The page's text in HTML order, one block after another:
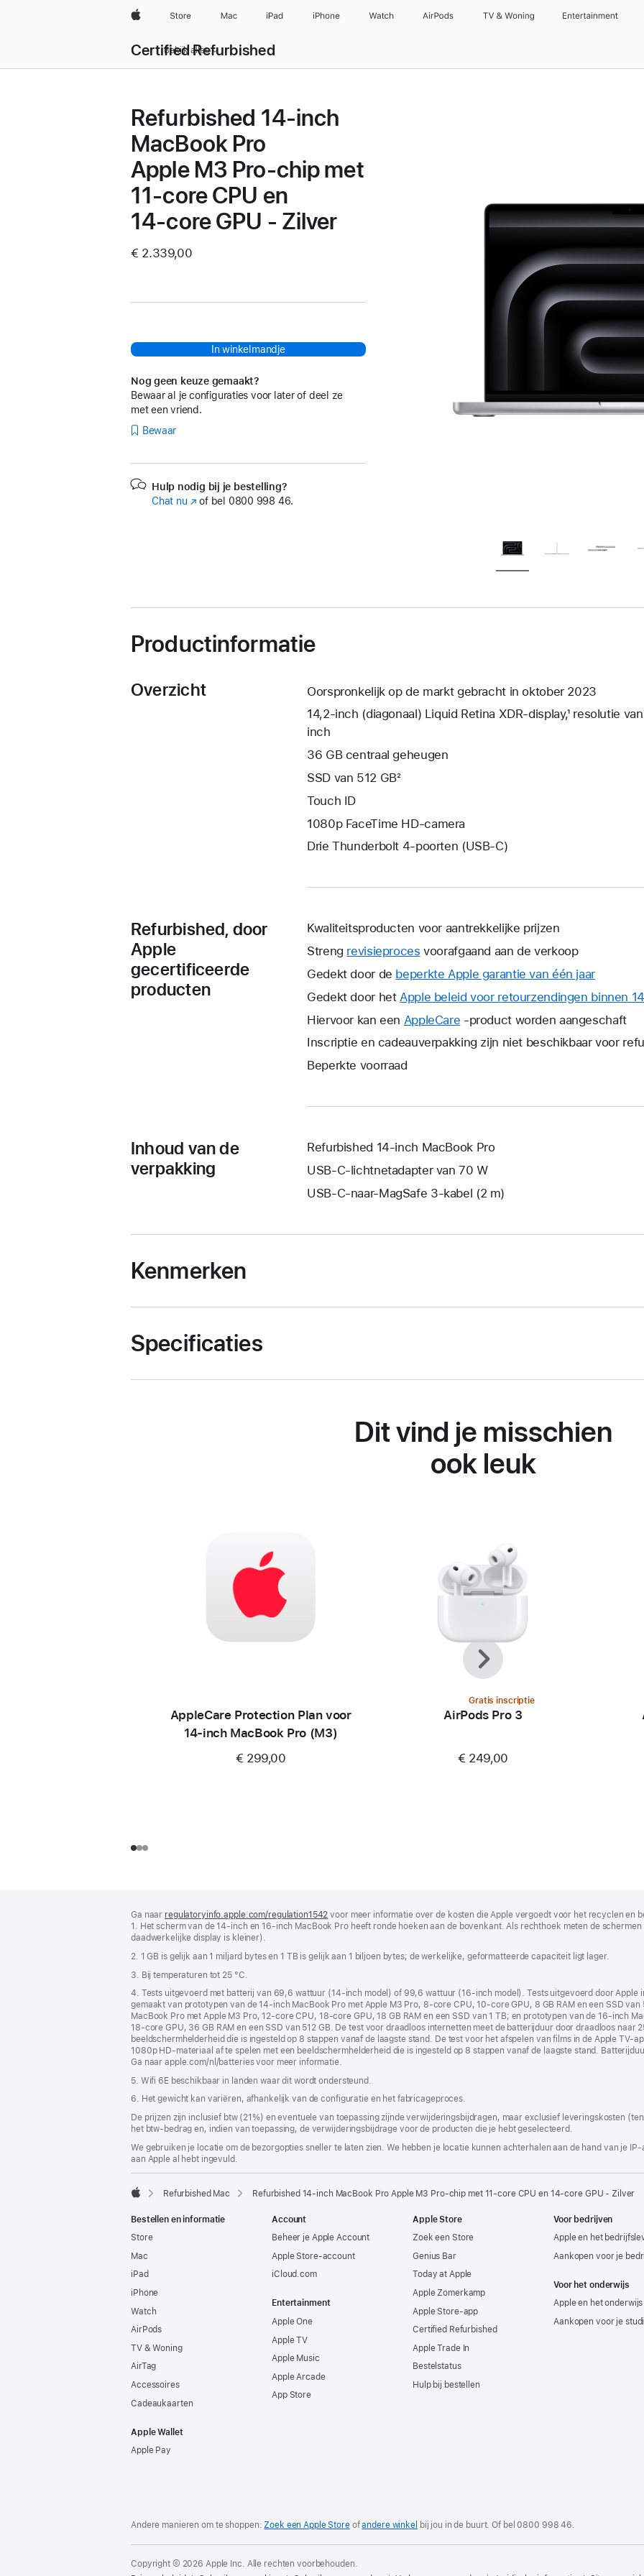
AppleStore Mac iPad iPhone Watch AirPods TV & Woning Entertainment
Certified Refurbished
Bekijk alles
Refurbished 14-inch
MacBook Pro
Apple M3 Pro-chip met
11-core CPU en
14‑core GPU - Zilver
€ 2.339,00
In winkelmandje
Nog geen keuze gemaakt?
Bewaar al je configuraties voor later of deel ze
met een vriend.
Bewaar
Hulp nodig bij je bestelling?
Chat nu (Wordt
of bel 0800 998 46.
Productinformatie
Overzicht
Oorspronkelijk op de markt gebracht in oktober 2023
14,2‑inch (diagonaal) Liquid Retina XDR-display,¹ resolutie
inch
36 GB centraal geheugen
SSD van 512 GB²
Touch ID
1080p FaceTime HD-camera
Drie Thunderbolt 4-poorten (USB‑C)
Refurbished, door
Apple
gecertificeerde
producten
Kwaliteitsproducten voor aantrekkelijke prijzen
Streng revisieproces voorafgaand aan de verkoop
Gedekt door de beperkte Apple garantie van één jaarHierdoor
wordt
een
nieuw
Gedekt door het Apple beleid voor retourzendingen binnen
Hiervoor kan een AppleCare Hierdoor
wordt
venster
-product worden aangeschaft
Inscriptie en cadeauverpakking zijn niet beschikbaar voor
Beperkte voorraad
Inhoud van de
verpakking
Refurbished 14-inch MacBook Pro
USB‑C-lichtnetadapter van 70 W
USB‑C-naar-MagSafe 3-kabel (2 m)
Kenmerken
Specificaties
Dit vind je misschien
ook leuk
AppleCare Protection Plan voor
14‑inch MacBook Pro (M3)
€ 299,00
Gratis inscriptie
AirPods Pro 3
€ 249,00
Vorige
Volgende
Ga naar regulatoryinfo.apple.com/regulation1542 (wordt
in
geopend)
voor meer informatie over de kosten die Apple vergoedt voor het recyclen en
1. Het scherm van de 14‑inch en 16‑inch MacBook Pro heeft ronde hoeken aan de bovenkant. Als rechthoek meten de
daadwerkelijke display is kleiner).
2. 1 GB is gelijk aan 1 miljard bytes en 1 TB is gelijk aan 1 biljoen bytes; de werkelijke, geformatteerde capaciteit ligt lager.
3. Bij temperaturen tot 25 °C.
4. Tests uitgevoerd met batterij van 69,6 wattuur (14‑inch model) of 99,6 wattuur (16‑inch model). Tests uitgevoerd door Apple
gemaakt van prototypen van de 14‑inch MacBook Pro met Apple M3 Pro, 8‑core CPU, 10‑core GPU, 8 GB RAM en een SSD
MacBook Pro met Apple M3 Pro, 12‑core CPU, 18‑core GPU, 18 GB RAM en een SSD van 1 TB; en prototypen van de 16‑inch
18‑core GPU, 36 GB RAM en een SSD van 512 GB. De test voor draadloos internetten meet de batterijduur door draadloos naar
beeldscherm­helderheid die is ingesteld op 8 stappen vanaf de laagste stand. De test voor het afspelen van films in de Apple TV-
1080p HD-materiaal af te spelen met een beeldscherm­helderheid die is ingesteld op 8 stappen vanaf de laagste stand.
Ga naar apple.com/nl/batteries voor meer informatie.
5. Wifi 6E beschikbaar in landen waar dit wordt ondersteund.
6. Het gewicht kan variëren, afhankelijk van de configuratie en het fabricageproces.
De prijzen zijn inclusief btw (21%) en eventuele van toepassing zijnde verwijderingsbijdragen, maar exclusief leveringskosten
het btw-bedrag en, indien van toepassing, de verwijderingsbijdrage voor de producten die je hebt geselecteerd.
We gebruiken je locatie om de bezorgopties sneller te laten zien. We hebben je locatie kunnen achterhalen aan de hand van je
aan Apple al hebt ingevuld.
Refurbished Mac Refurbished 14-inch MacBook Pro Apple M3 Pro-chip met 11-core CPU en 14‑core GPU - Zilver
Bestellen en informatie
Store
Mac
iPad
iPhone
Watch
AirPods
TV & Woning
AirTag
Accessoires
Cadeaukaarten
Apple Wallet
Apple Pay
Account
Beheer je Apple Account
Apple Store-account
iCloud.com
Entertainment
Apple One
Apple TV
Apple Music
Apple Arcade
App Store
Apple Store
Zoek een Store
Genius Bar
Today at Apple
Apple Zomerkamp
Apple Store-app
Certified Refurbished
Apple Trade In
Bestelstatus
Hulp bij bestellen
Voor bedrijven
Apple en het
Aankopen voor je
Voor het onderwijs
Apple en het onderwijs
Aankopen voor je
Andere manieren om te shoppen:Zoek een Apple Storeofandere winkel bij jou in de buurt. Of bel0800 998 46.
Copyright © 2026 Apple Inc. Alle rechten voorbehouden.